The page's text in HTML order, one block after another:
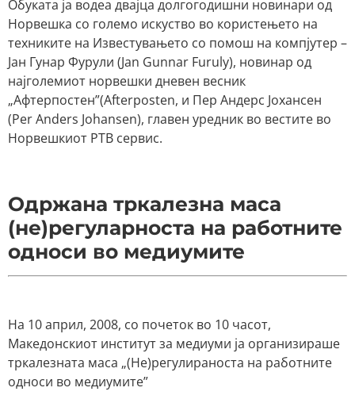
Обуката ја водеа двајца долгогодишни новинари од
Норвешка со големо искуство во користењето на
техниките на Известувањето со помош на компјутер –
Јан Гунар Фурули (Jan Gunnar Furuly), новинар од
најголемиот норвешки дневен весник
„Афтерпостен”(Afterposten, и Пер Андерс Јохансен
(Per Anders Johansen), главен уредник во вестите во
Норвешкиот РТВ сервис.
Одржана тркалезна маса
(не)регуларноста на работните
односи во медиумите
На 10 април, 2008, со почеток во 10 часот,
Македонскиот институт за медиуми ја организираше
тркалезната маса „(Нe)регулираноста на работните
односи во медиумите”